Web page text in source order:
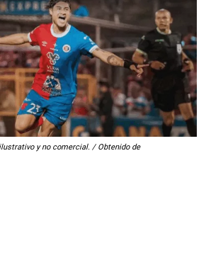
y no comercial. / Obtenido de